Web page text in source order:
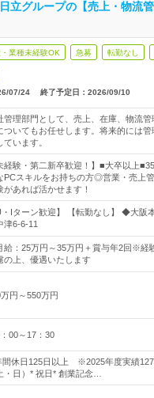
立グループの【売上・物流
業種未経験OK 急募 転勤なし
07/24 終了予定日： 2026/09/10
管理部門として、売上、在庫、物流
ついてもお任せします。将来的には
ています。
経験・第二新卒歓迎！】■大卒以上
PCスキルをお持ちの方◎営業・売上
があれば活かせます！
・Iターン歓迎】 【転勤なし】 ◆大阪
津6-6-11
：25万円～35万円＋賞与年2回※経
の上、優遇いたします
円～550万円
00～17：30
間休日125日以上 ※2025年度実績127
・日）* 祝日* 創業記念…